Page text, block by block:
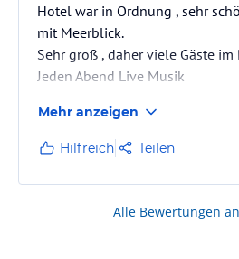
Hotel war in Ordnung , sehr
mit Meerblick.
Sehr groß , daher viele Gäste im
Jeden Abend Live Musik
Mehr anzeigen
Hilfreich Teilen
Alle Bewertungen